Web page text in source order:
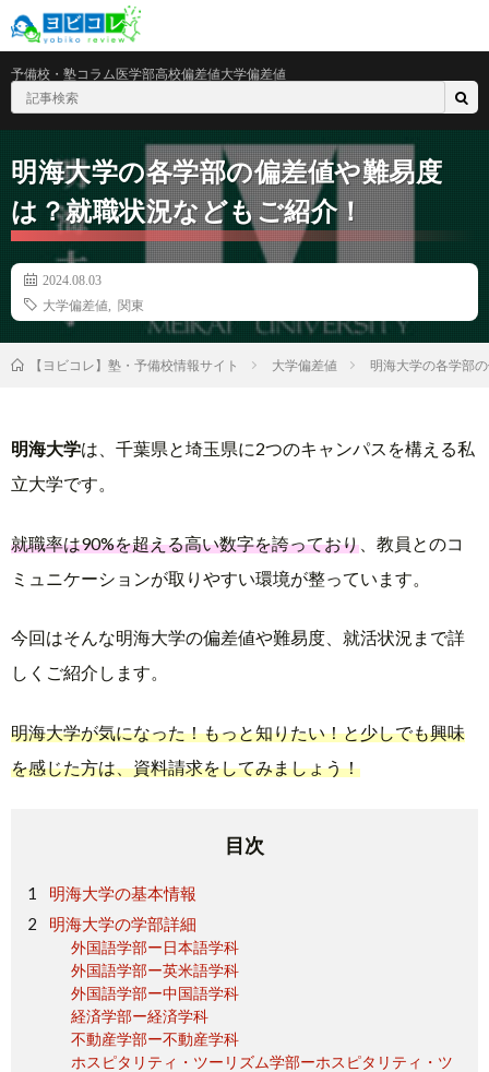
予備校・塾コラム医学部高校偏差値大学偏差値
明海大学の各学部の偏差値や難易度
は？就職状況などもご紹介！
2024.08.03
大学偏差値
関東
【ヨビコレ】塾・予備校情報サイト 大学偏差値 明海大学の各学部
明海大学は、千葉県と埼玉県に2つのキャンパスを構える私
立大学です。
就職率は90%を超える高い数字を誇っており 、教員とのコ
ミュニケーションが取りやすい環境が整っています。
今回はそんな明海大学の偏差値や難易度、就活状況まで詳
しくご紹介します。
明海大学が気になった！もっと知りたい！と少しでも興味
を感じた方は、資料請求をしてみましょう！
目次
明海大学の基本情報
明海大学の学部詳細
外国語学部ー日本語学科
外国語学部ー英米語学科
外国語学部ー中国語学科
経済学部ー経済学科
不動産学部ー不動産学科
ホスピタリティ・ツーリズム学部ーホスピタリティ・ツ